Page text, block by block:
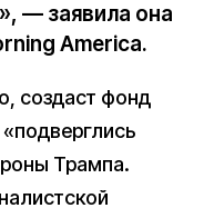
— заявила она
America.
создаст фонд
Трампа.